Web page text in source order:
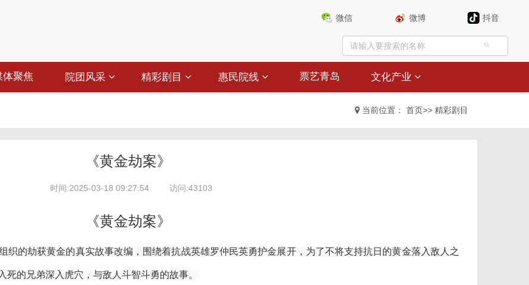
微信 微博 抖音
体聚焦 院团风采 精彩剧目 惠民院线 票艺青岛 文化产业
当前位置： 首页>> 精彩剧目
《黄金劫案》
时间:2025-03-18 09:27:54 访问:43103
《黄金劫案》
织的劫获黄金的真实故事改编，围绕着抗战英雄罗仲民英勇护金展开，为了不将支持抗日的黄金落入敌人之
的兄弟深入虎穴，与敌人斗智斗勇的故事。